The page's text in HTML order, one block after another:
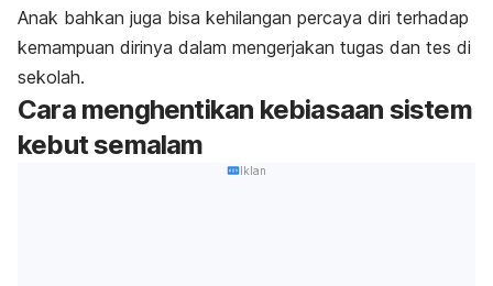
Anak bahkan juga bisa kehilangan percaya diri terhadap
kemampuan dirinya dalam mengerjakan tugas dan tes di
sekolah.
Cara menghentikan kebiasaan sistem
kebut semalam
Iklan